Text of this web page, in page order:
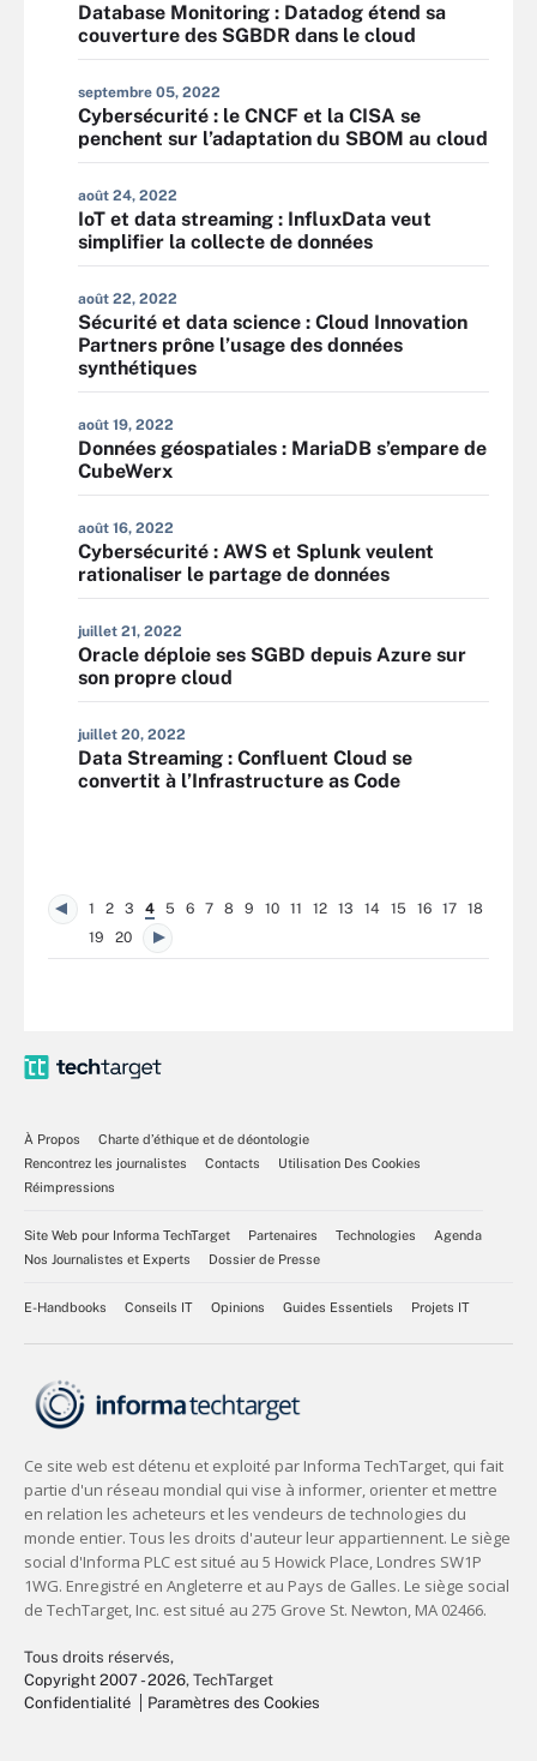
Database Monitoring : Datadog étend sa
couverture des SGBDR dans le cloud
septembre 05, 2022
Cybersécurité : le CNCF et la CISA se
penchent sur l’adaptation du SBOM au cloud
août 24, 2022
IoT et data streaming : InfluxData veut
simplifier la collecte de données
août 22, 2022
Sécurité et data science : Cloud Innovation
Partners prône l’usage des données
synthétiques
août 19, 2022
Données géospatiales : MariaDB s’empare de
CubeWerx
août 16, 2022
Cybersécurité : AWS et Splunk veulent
rationaliser le partage de données
juillet 21, 2022
Oracle déploie ses SGBD depuis Azure sur
son propre cloud
juillet 20, 2022
Data Streaming : Confluent Cloud se
convertit à l’Infrastructure as Code
1 2 3 4 5 6 7 8 9 10 11 12 13 14 15 16 17
18
19
20
À Propos
Charte d’éthique et de déontologie
Rencontrez les journalistes
Contacts
Utilisation Des Cookies
Réimpressions
Site Web pour Informa TechTarget Partenaires Technologies
Agenda
Nos Journalistes et Experts
Dossier de Presse
E-Handbooks Conseils IT Opinions Guides Essentiels Projets IT
Tous droits réservés,
Copyright 2007 - 2026, TechTarget
Confidentialité
Paramètres des Cookies